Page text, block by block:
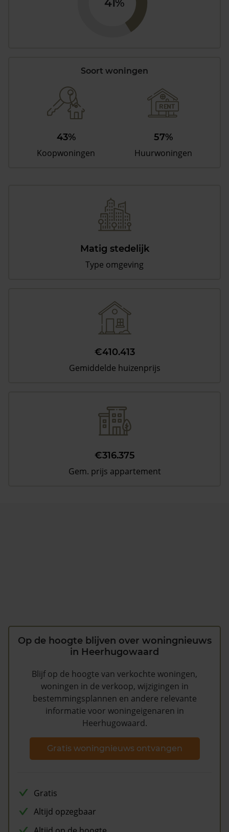
Soort woningen
43%
Koopwoningen
57%
Huurwoningen
Matig stedelijk
Type omgeving
€410.413
Gemiddelde huizenprijs
€316.375
Gem. prijs appartement
Op de hoogte blijven over woningnieuws
in Heerhugowaard
Blijf op de hoogte van verkochte woningen,
woningen in de verkoop, wijzigingen in
bestemmingsplannen en andere relevante
informatie voor woningeigenaren in
Heerhugowaard.
Gratis woningnieuws ontvangen
Gratis
Altijd opzegbaar